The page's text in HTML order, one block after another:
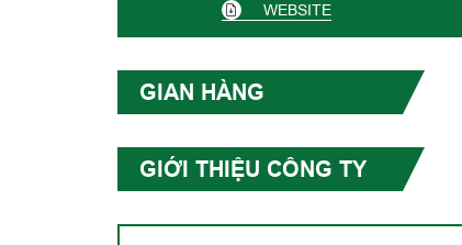
WEBSITE
GIAN HÀNG
GIỚI THIỆU CÔNG TY